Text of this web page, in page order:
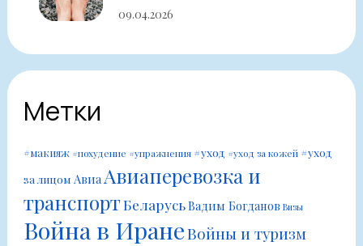
09.04.2026
Метки
#макияж #похудение #упражнения #уход #уход за кожей #уход
за лицом Авиа Авиаперевозка и
транспортБеларусьВадим Богданов Визы
Война в ИранеВойны и туризм